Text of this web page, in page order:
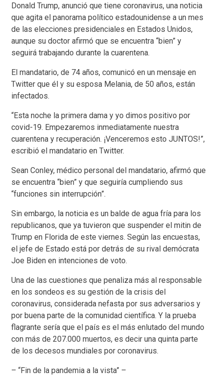
Donald Trump, anunció que tiene coronavirus, una noticia
que agita el panorama político estadounidense a un mes
de las elecciones presidenciales en Estados Unidos,
aunque su doctor afirmó que se encuentra “bien” y
seguirá trabajando durante la cuarentena.
El mandatario, de 74 años, comunicó en un mensaje en
Twitter que él y su esposa Melania, de 50 años, están
infectados.
“Esta noche la primera dama y yo dimos positivo por
covid-19. Empezaremos inmediatamente nuestra
cuarentena y recuperación. ¡Venceremos esto JUNTOS!”,
escribió el mandatario en Twitter.
Sean Conley, médico personal del mandatario, afirmó que
se encuentra “bien” y que seguiría cumpliendo sus
“funciones sin interrupción”.
Sin embargo, la noticia es un balde de agua fría para los
republicanos, que ya tuvieron que suspender el mitin de
Trump en Florida de este viernes. Según las encuestas,
el jefe de Estado está por detrás de su rival demócrata
Joe Biden en intenciones de voto.
Una de las cuestiones que penaliza más al responsable
en los sondeos es su gestión de la crisis del
coronavirus, considerada nefasta por sus adversarios y
por buena parte de la comunidad científica. Y la prueba
flagrante sería que el país es el más enlutado del mundo
con más de 207.000 muertos, es decir una quinta parte
de los decesos mundiales por coronavirus.
– “Fin de la pandemia a la vista” –